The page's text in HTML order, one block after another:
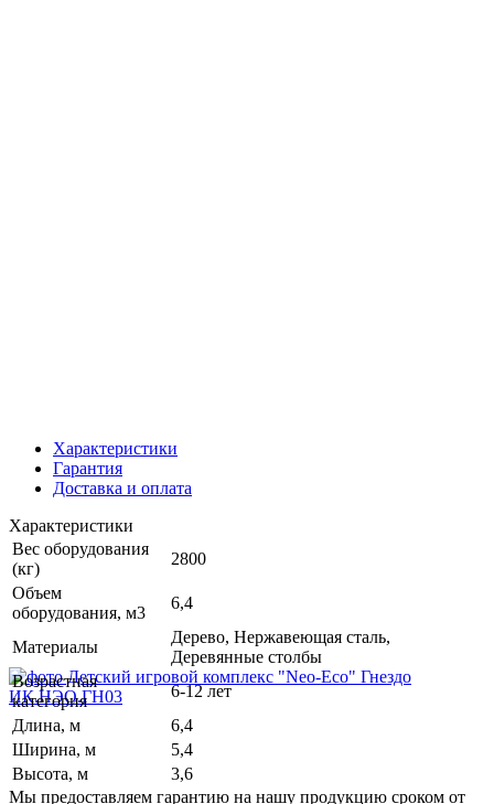
Характеристики
Гарантия
Доставка и оплата
Характеристики
Вес оборудования
(кг)
2800
Объем
оборудования, м3
6,4
Материалы
Дерево, Нержавеющая сталь,
Деревянные столбы
Возрастная
категория
6-12 лет
Длина, м
6,4
Ширина, м
5,4
Высота, м
3,6
Мы предоставляем гарантию на нашу продукцию сроком от